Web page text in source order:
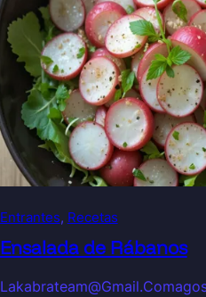
Entrantes, Recetas
Ensalada de Rábanos
Lakabrateam@gmail.com